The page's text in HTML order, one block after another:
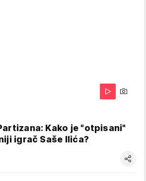
Kako je "otpisani"
igrač Saše Ilića?